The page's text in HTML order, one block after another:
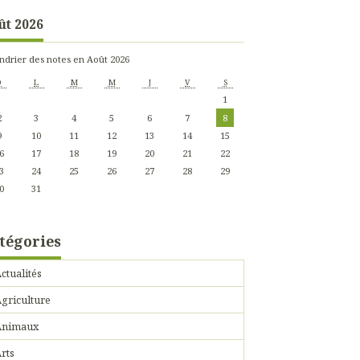
2026
des notes en Août 2026
L M M J V S
1
3 4 5 6 7
8
10 11 12 13 14
15
17 18 19 20 21
22
24 25 26 27 28
29
31